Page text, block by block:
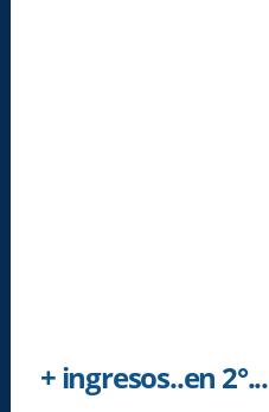
+ ingresos..en 2°...